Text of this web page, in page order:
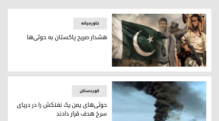
هشدار صریح پاکستان به حوثی‌ها
خاورمیانه
هشدار صریح پاکستان به حوثی‌ها
کوردستان
حوثی‌های یمن یک نفتکش را در دریای
سرخ هدف قرار دادند